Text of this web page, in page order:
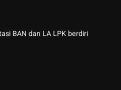
BAN dan LA LPK berdiri